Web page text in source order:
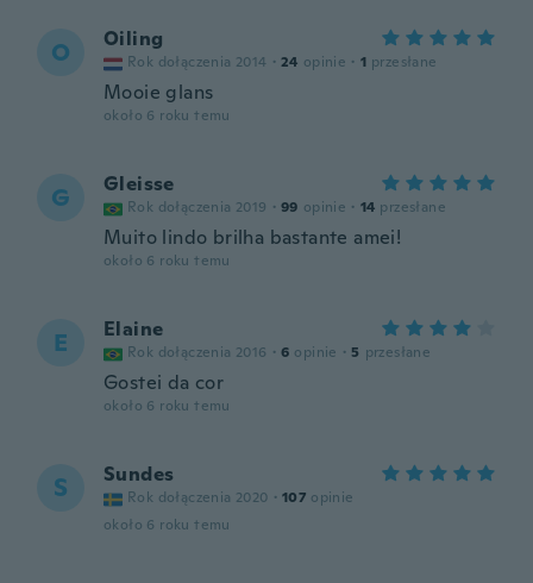
O Oiling
Rok dołączenia 2014 · 24 opinie · 1 przesłane
Mooie glans
około 6 roku temu
G Gleisse
Rok dołączenia 2019 · 99 opinie · 14 przesłane
Muito lindo brilha bastante amei!
około 6 roku temu
E Elaine
Rok dołączenia 2016 · 6 opinie · 5 przesłane
Gostei da cor
około 6 roku temu
S Sundes
Rok dołączenia 2020 · 107 opinie
około 6 roku temu